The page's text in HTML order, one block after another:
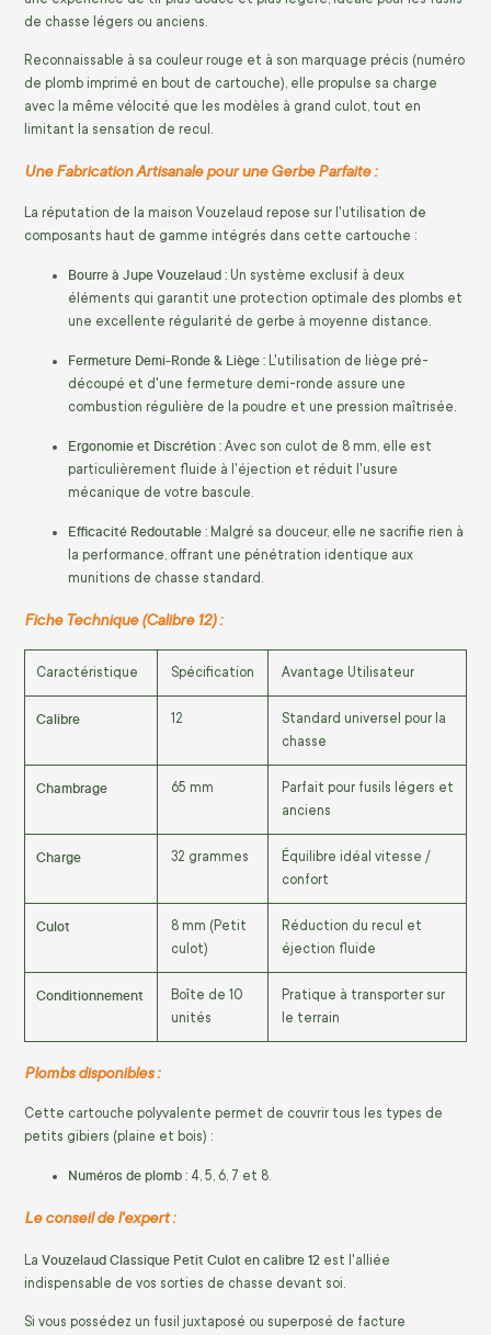
de chasse légers ou anciens.
Reconnaissable à sa couleur rouge et à son marquage précis (numéro
de plomb imprimé en bout de cartouche), elle propulse sa charge
avec la même vélocité que les modèles à grand culot, tout en
limitant la sensation de recul.
Une Fabrication Artisanale pour une Gerbe Parfaite :
La réputation de la maison Vouzelaud repose sur l'utilisation de
composants haut de gamme intégrés dans cette cartouche :
Bourre à Jupe Vouzelaud : Un système exclusif à deux
éléments qui garantit une protection optimale des plombs et
une excellente régularité de gerbe à moyenne distance.
Fermeture Demi-Ronde & Liège : L'utilisation de liège pré-
découpé et d'une fermeture demi-ronde assure une
combustion régulière de la poudre et une pression maîtrisée.
Ergonomie et Discrétion : Avec son culot de 8 mm, elle est
particulièrement fluide à l'éjection et réduit l'usure
mécanique de votre bascule.
Efficacité Redoutable : Malgré sa douceur, elle ne sacrifie rien à
la performance, offrant une pénétration identique aux
munitions de chasse standard.
Fiche Technique (Calibre 12) :
Caractéristique Spécification Avantage Utilisateur
Calibre 12
Standard universel pour la
chasse
Chambrage 65 mm
Parfait pour fusils légers et
anciens
Charge 32 grammes
Équilibre idéal vitesse /
confort
Culot
8 mm (Petit
culot)
Réduction du recul et
éjection fluide
Conditionnement
Boîte de 10
unités
Pratique à transporter sur
le terrain
Plombs disponibles :
Cette cartouche polyvalente permet de couvrir tous les types de
petits gibiers (plaine et bois) :
Numéros de plomb : 4, 5, 6, 7 et 8.
Le conseil de l'expert :
La Vouzelaud Classique Petit Culot en calibre 12 est l'alliée
indispensable de vos sorties de chasse devant soi.
Si vous possédez un fusil juxtaposé ou superposé de facture